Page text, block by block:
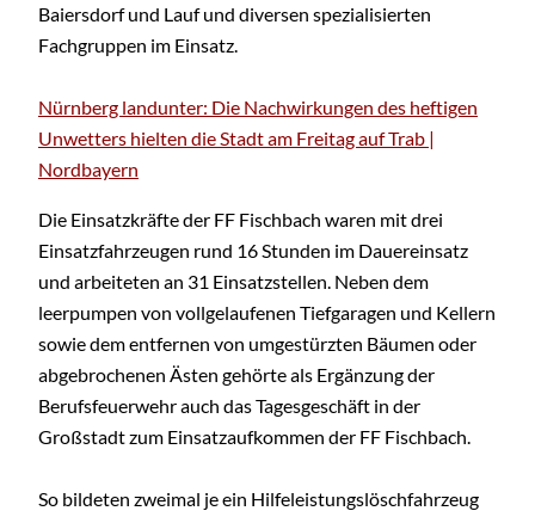
Baiersdorf und Lauf und diversen spezialisierten
Fachgruppen im Einsatz.
Nürnberg landunter: Die Nachwirkungen des heftigen
Unwetters hielten die Stadt am Freitag auf Trab |
Nordbayern
Die Einsatzkräfte der FF Fischbach waren mit drei
Einsatzfahrzeugen rund 16 Stunden im Dauereinsatz
und arbeiteten an 31 Einsatzstellen. Neben dem
leerpumpen von vollgelaufenen Tiefgaragen und Kellern
sowie dem entfernen von umgestürzten Bäumen oder
abgebrochenen Ästen gehörte als Ergänzung der
Berufsfeuerwehr auch das Tagesgeschäft in der
Großstadt zum Einsatzaufkommen der FF Fischbach.
So bildeten zweimal je ein Hilfeleistungslöschfahrzeug